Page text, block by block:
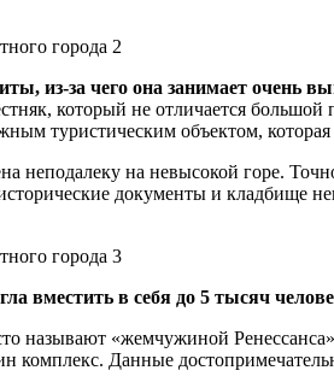
из-за чего она занимает очень
который не отличается
туристическим объектом,
неподалеку на невысокой горе.
документы и кладбище
вместить в себя до 5 тысяч
называют «жемчужиной
Данные